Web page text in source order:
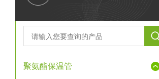
聚氨酯保温管